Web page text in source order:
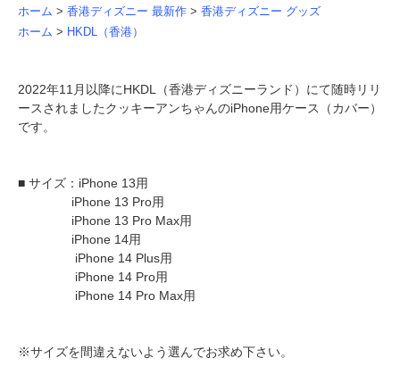
ホーム > 香港ディズニー 最新作 > 香港ディズニー グッズ
ホーム > HKDL（香港）
2022年11月以降にHKDL（香港ディズニーランド）にて随時リリ
ースされましたクッキーアンちゃんのiPhone用ケース（カバー）
です。
■ サイズ：iPhone 13用
iPhone 13 Pro用
iPhone 13 Pro Max用
iPhone 14用
iPhone 14 Plus用
iPhone 14 Pro用
iPhone 14 Pro Max用
※サイズを間違えないよう選んでお求め下さい。